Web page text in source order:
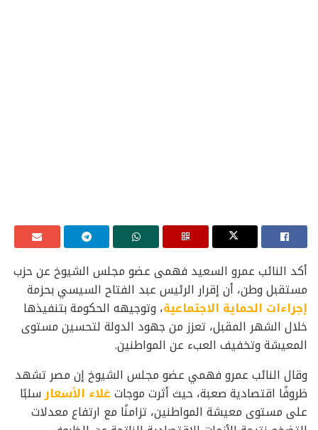
أكد النائب عمرو السعيد فهمى عضو مجلس الشيوخ عن حزب
مستقبل وطن، أن إقرار الرئيس عبد الفتاح السيسي بحزمة
إجراءات الحماية الاجتماعية، وتوجيهه الحكومة بتنفيذها
خلال الشهر المقبل، تعزز من جهود الدولة لتحسين مستوى
المعيشة وتخفيف العبء عن المواطنين.
وقال النائب عمرو فهمي عضو مجلس الشيوخ إن مصر تشهد
ظروفًا اقتصادية صعبة، حيث أثرت موجاتغلاء الأسعارسلبًا
على مستوى معيشة المواطنين، تزامنًا مع ارتفاع معدلات